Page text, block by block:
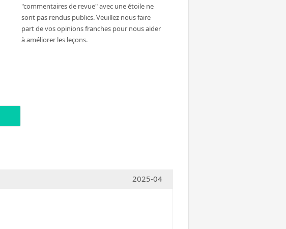
"commentaires de revue" avec une étoile ne
sont pas rendus publics. Veuillez nous faire
part de vos opinions franches pour nous aider
à améliorer les leçons.
2025-04